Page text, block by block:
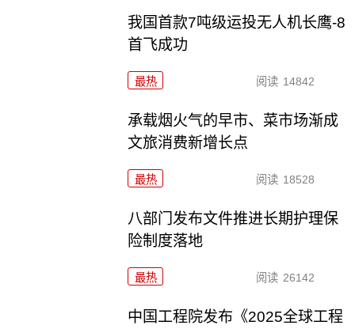
我国首款7吨级运投无人机长鹰-8
首飞成功
最热 阅读 14842
承载烟火气的早市、菜市场渐成
文旅消费新增长点
最热 阅读 18528
八部门发布文件推进长期护理保
险制度落地
最热 阅读 26142
中国工程院发布《2025全球工程